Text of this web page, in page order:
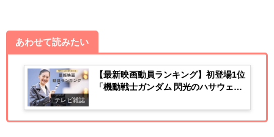
あわせて読みたい
テレビ雑誌
【最新映画動員ランキング】初登場1位
「機動戦士ガンダム 閃光のハサウェイ